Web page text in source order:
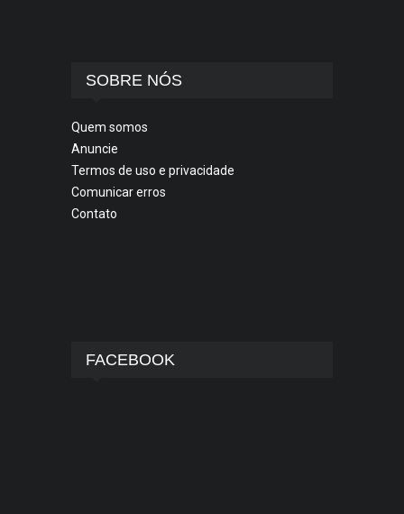
SOBRE NÓS
Quem somos
Anuncie
Termos de uso e privacidade
Comunicar erros
Contato
FACEBOOK